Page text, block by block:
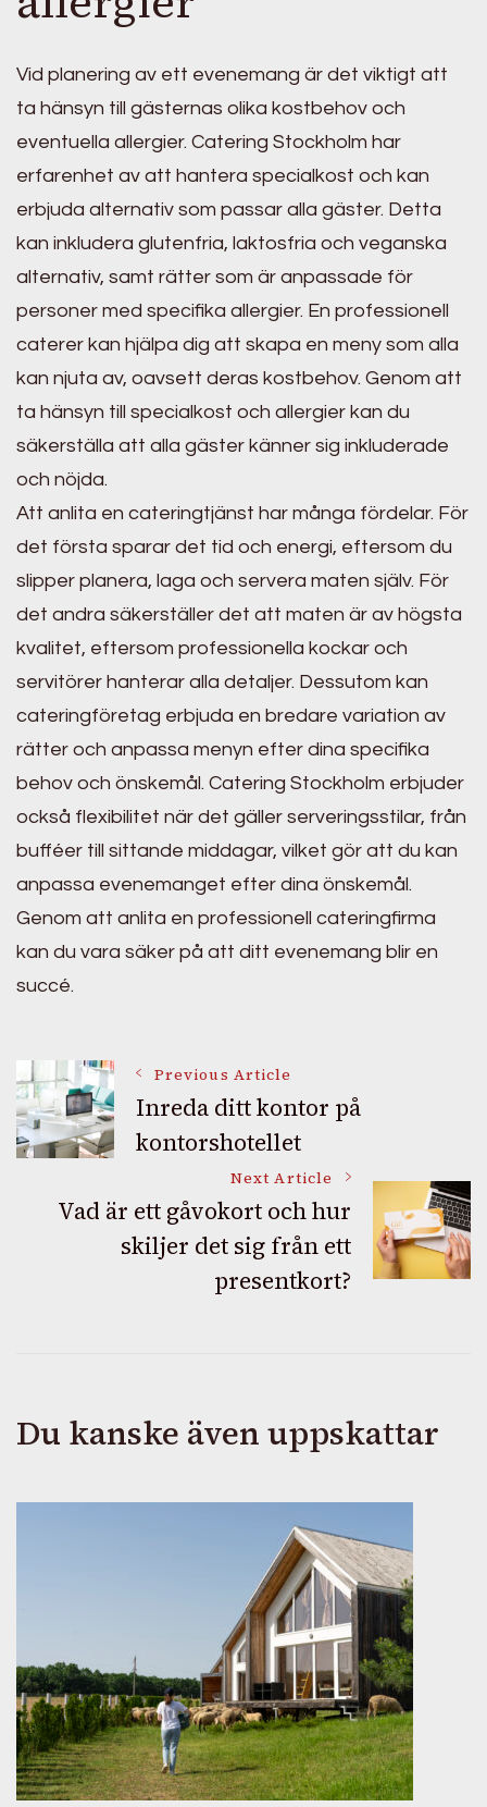
Vid planering av ett evenemang är det viktigt att
ta hänsyn till gästernas olika kostbehov och
eventuella allergier. Catering Stockholm har
erfarenhet av att hantera specialkost och kan
erbjuda alternativ som passar alla gäster. Detta
kan inkludera glutenfria, laktosfria och veganska
alternativ, samt rätter som är anpassade för
personer med specifika allergier. En professionell
caterer kan hjälpa dig att skapa en meny som alla
kan njuta av, oavsett deras kostbehov. Genom att
ta hänsyn till specialkost och allergier kan du
säkerställa att alla gäster känner sig inkluderade
och nöjda.
Att anlita en cateringtjänst har många fördelar. För
det första sparar det tid och energi, eftersom du
slipper planera, laga och servera maten själv. För
det andra säkerställer det att maten är av högsta
kvalitet, eftersom professionella kockar och
servitörer hanterar alla detaljer. Dessutom kan
cateringföretag erbjuda en bredare variation av
rätter och anpassa menyn efter dina specifika
behov och önskemål. Catering Stockholm erbjuder
också flexibilitet när det gäller serveringsstilar, från
bufféer till sittande middagar, vilket gör att du kan
anpassa evenemanget efter dina önskemål.
Genom att anlita en professionell cateringfirma
kan du vara säker på att ditt evenemang blir en
succé.
Post
Navigation
Previous Article
Inreda ditt kontor på
kontorshotellet
Next Article
Vad är ett gåvokort och hur
skiljer det sig från ett
presentkort?
Du kanske även uppskattar